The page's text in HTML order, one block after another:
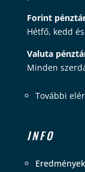
Forint
Hétfő, kedd
Valuta
Minden
További
INFO
Eredmények